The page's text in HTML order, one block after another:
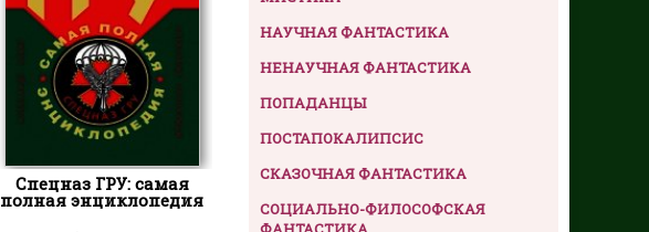
Спецназ ГРУ: самая
полная энциклопедия
НАУЧНАЯ ФАНТАСТИКА
НЕНАУЧНАЯ ФАНТАСТИКА
ПОПАДАНЦЫ
ПОСТАПОКАЛИПСИС
СКАЗОЧНАЯ ФАНТАСТИКА
СОЦИАЛЬНО-ФИЛОСОФСКАЯ